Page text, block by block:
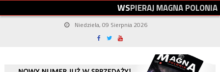
WSPIERAJMAGNAPOLONIA
Niedziela, 09 Sierpnia 2026